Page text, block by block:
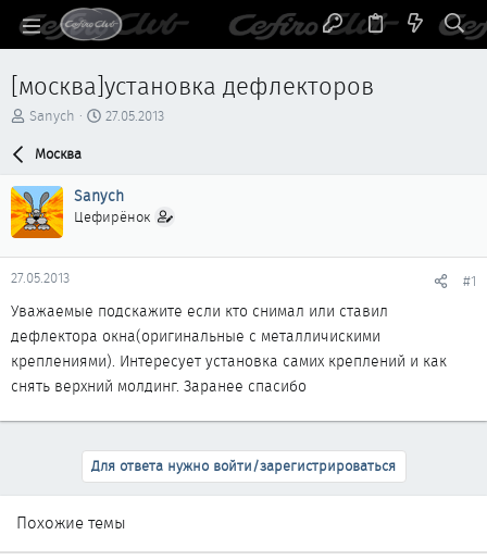
[москва]установка дефлекторов
А
р
т
е
м
ы
Sanych
Д
н
а
а
27.05.2013
Москва
Sanych
Цефирёнок
27.05.2013 #1
Уважаемые подскажите если кто снимал или ставил
дефлектора окна(оригинальные с металличискими
креплениями). Интересует установка самих креплений и как
снять верхний молдинг. Заранее спасибо
Для ответа нужно войти/зарегистрироваться
Похожие темы